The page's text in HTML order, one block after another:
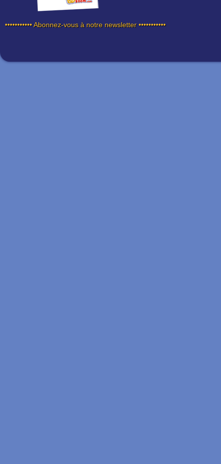
••••••••••• Abonnez-vous à notre newsletter •••••••••••